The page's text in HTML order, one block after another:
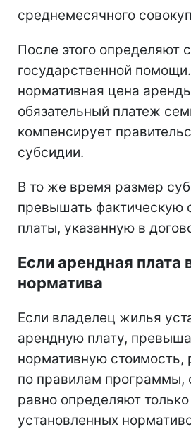
среднемесячного
После этого определяют
государственной
нормативная цена
обязательный платеж
компенсирует
субсидии.
В то же время размер
превышать фактическую
платы, указанную в
Если арендная плата
норматива
Если владелец жилья
арендную плату,
нормативную стоимость,
по правилам программы,
равно определяют
установленных